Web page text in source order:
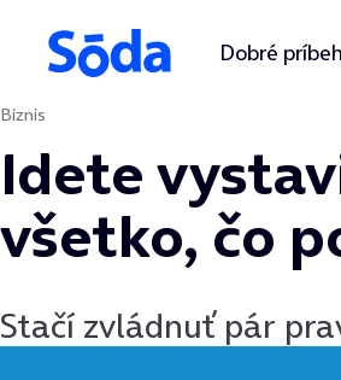
Preskočiť na obsah
Dobré
Biznis
Idete
všetko, čo
Stačí zvládnuť pár